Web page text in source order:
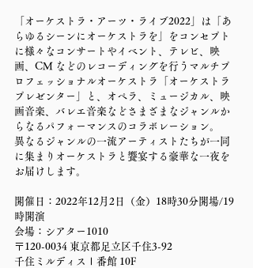
「オーケストラ・アーツ・ライブ2022」は「あ
らゆるシーンにオーケストラを」をコンセプト
に様々なコンサートやイベント、テレビ、映
画、CM などのレコーディングを行うマルチプ
ロフェッショナルオーケストラ「オーケストラ
プレゼンター」と、オペラ、ミュージカル、映
画音楽、バレエ音楽などさまざまなジャンルか
らなるパフォーマンスのコラボレーション。
異なるジャンルの一流アーティストたちが一同
に集まりオーケストラと饗宴する豪華な一夜を
お届けします。
開催日：2022年12月2日（金）18時30分開場/19
時開演
会場：シアター1010
〒120-0034 東京都足立区千住3-92
千住ミルディスⅠ番館 10F